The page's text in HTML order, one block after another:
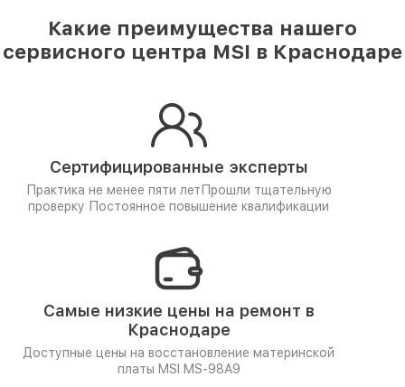
Какие преимущества нашего
сервисного центра MSI в Краснодаре
Сертифицированные эксперты
Практика не менее пяти лет Прошли тщательную
проверку Постоянное повышение квалификации
Самые низкие цены на ремонт в
Краснодаре
Доступные цены на восстановление материнской
платы MSI MS-98A9